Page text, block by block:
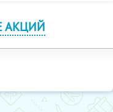
АКЦИЙ